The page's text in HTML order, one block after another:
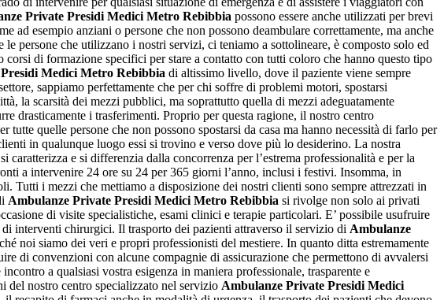
Private Presidi Medici Metro Rebibbia possono essere anche utilizzati per brevi
esempio anziani o persone che non possono deambulare correttamente, ma anche
persone che utilizzano i nostri servizi, ci teniamo a sottolineare, è composto solo ed
di formazione specifici per stare a contatto con tutti coloro che hanno questo tipo
Medici Metro Rebibbia di altissimo livello, dove il paziente viene sempre
sappiamo perfettamente che per chi soffre di problemi motori, spostarsi
la scarsità dei mezzi pubblici, ma soprattutto quella di mezzi adeguatamente
drasticamente i trasferimenti. Proprio per questa ragione, il nostro centro
tutte quelle persone che non possono spostarsi da casa ma hanno necessità di farlo per
in qualunque luogo essi si trovino e verso dove più lo desiderino. La nostra
caratterizza e si differenzia dalla concorrenza per l’estrema professionalità e per la
a intervenire 24 ore su 24 per 365 giorni l’anno, inclusi i festivi. Insomma, in
Tutti i mezzi che mettiamo a disposizione dei nostri clienti sono sempre attrezzati in
Ambulanze Private Presidi Medici Metro Rebibbia si rivolge non solo ai privati
di visite specialistiche, esami clinici e terapie particolari. E’ possibile usufruire
interventi chirurgici. Il trasporto dei pazienti attraverso il servizio di Ambulanze
noi siamo dei veri e propri professionisti del mestiere. In quanto ditta estremamente
di convenzioni con alcune compagnie di assicurazione che permettono di avvalersi
a qualsiasi vostra esigenza in maniera professionale, trasparente e
del nostro centro specializzato nel servizio Ambulanze Private Presidi Medici